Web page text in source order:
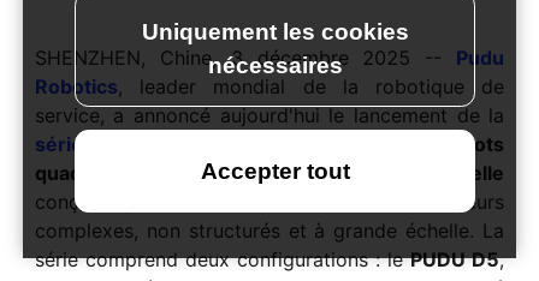
SHENZHEN, Chine, 3 décembre 2025 -- Pudu
Robotics, leader mondial de la robotique de
service, a annoncé aujourd'hui le lancement de la
série PUDU D5
robots
quadrupèdes autonomes de qualité industrielle
conçus pour les environnements extérieurs
complexes, non structurés et à grande échelle. La
série comprend deux configurations : lePUDU D5,